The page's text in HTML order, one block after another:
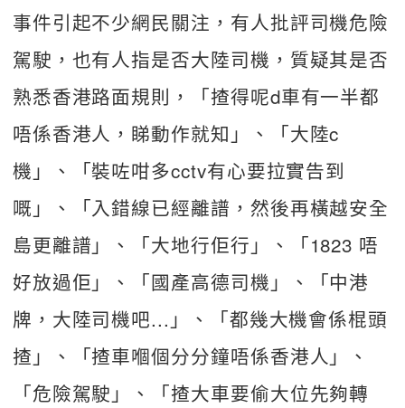
事件引起不少網民關注，有人批評司機危險
駕駛，也有人指是否大陸司機，質疑其是否
熟悉香港路面規則，「揸得呢d車有一半都
唔係香港人，睇動作就知」、「大陸c
機」、「裝咗咁多cctv有心要拉實告到
嘅」、「入錯線已經離譜，然後再橫越安全
島更離譜」、「大地行佢行」、「1823 唔
好放過佢」、「國產高德司機」、「中港
牌，大陸司機吧...」、「都幾大機會係棍頭
揸」、「揸車嗰個分分鐘唔係香港人」、
「危險駕駛」、「揸大車要偷大位先夠轉